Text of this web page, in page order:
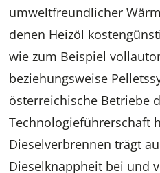
umweltfreundlicher
denen Heizöl
wie zum Beispiel
beziehungsweise
österreichische Betriebe
Technologieführerschaft
Dieselverbrennen trägt
Dieselknappheit bei und